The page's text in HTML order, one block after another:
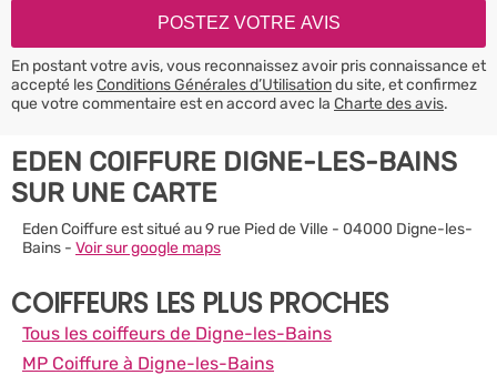
En postant votre avis, vous reconnaissez avoir pris connaissance et
accepté lesConditions Générales d’Utilisationdu site, et confirmez
que votre commentaire est en accord avec la Charte des avis.
EDEN COIFFURE DIGNE-LES-BAINS
SUR UNE CARTE
Eden Coiffure est situé au 9 rue Pied de Ville - 04000 Digne-les-
Bains - Voir sur google maps
COIFFEURS LES PLUS PROCHES
Tous les coiffeurs de Digne-les-Bains
MP Coiffure à Digne-les-Bains